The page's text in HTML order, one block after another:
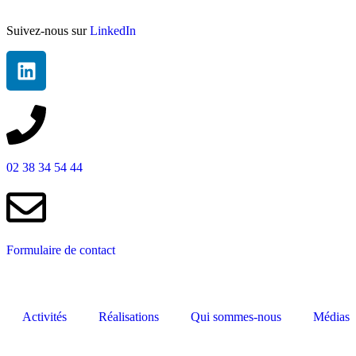
Suivez-nous surLinkedIn
02 38 34 54 44
Formulaire de contact
Activités Réalisations Qui sommes-nous Médias